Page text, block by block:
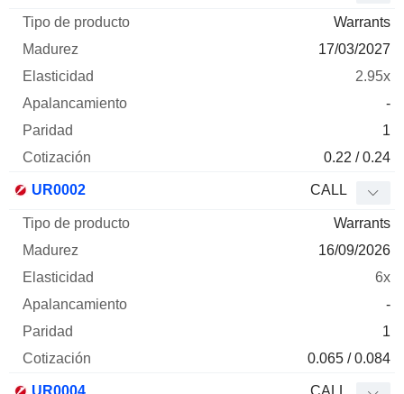
Warrants
17/03/2027
2.95x
-
1
0.22 / 0.24
UR0002 CALL
Warrants
16/09/2026
6x
-
1
0.065 / 0.084